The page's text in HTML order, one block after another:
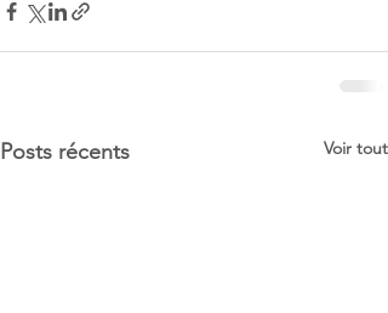
Posts récents Voir tout